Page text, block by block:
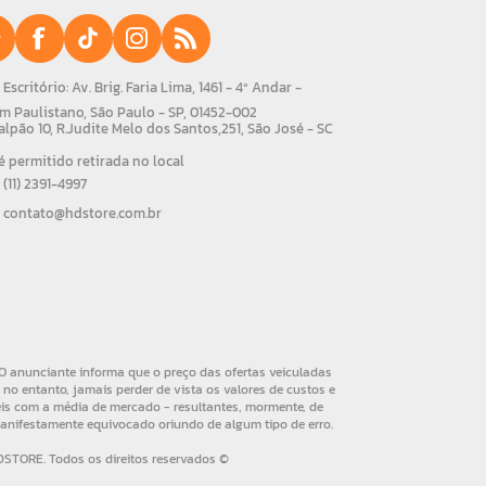
Escritório: Av. Brig. Faria Lima, 1461 - 4º Andar -
Paulistano, São Paulo - SP, 01452-002
10, R.Judite Melo dos Santos,251, São José - SC
permitido retirada no local
(11) 2391-4997
contato@hdstore.com.br